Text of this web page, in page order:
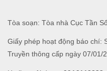
Tòa soạn: Tòa nhà Cục Tần
Giấy phép hoạt động báo chí:
Truyền thông cấp ngày 07/01/